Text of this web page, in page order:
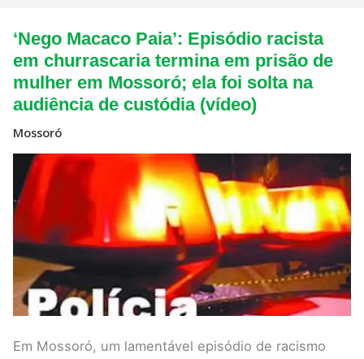
‘Nego Macaco Paia’: Episódio racista
em churrascaria termina em prisão de
mulher em Mossoró; ela foi solta na
audiência de custódia (vídeo)
Mossoró
Em Mossoró, um lamentável episódio de racismo
‘Nego
Macaco
Paia’:
Episódio
racista
em
churrascaria
prisão
de
mulher
em
Mossoró;
ela
foi
solta
na
audiência
de
custódia
(vídeo)